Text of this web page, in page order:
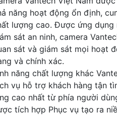
năng hoạt động ổn định,
lượng cao. Được ứng
sát an ninh, camera
sát và giám sát mọi hoạt
và chính xác.
năng chất lượng khác
vụ hỗ trợ khách hàng tận
cao nhất từ phía người
tích hợp Phục vụ tạo ra